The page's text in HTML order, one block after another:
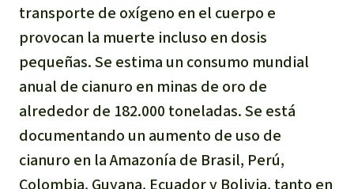
transporte de oxígeno en el cuerpo e
provocan la muerte incluso en dosis
pequeñas. Se estima un consumo mundial
anual de cianuro en minas de oro de
alrededor de 182.000 toneladas. Se está
documentando un aumento de uso de
cianuro en la Amazonía de Brasil, Perú,
Colombia, Guyana, Ecuador y Bolivia, tanto en